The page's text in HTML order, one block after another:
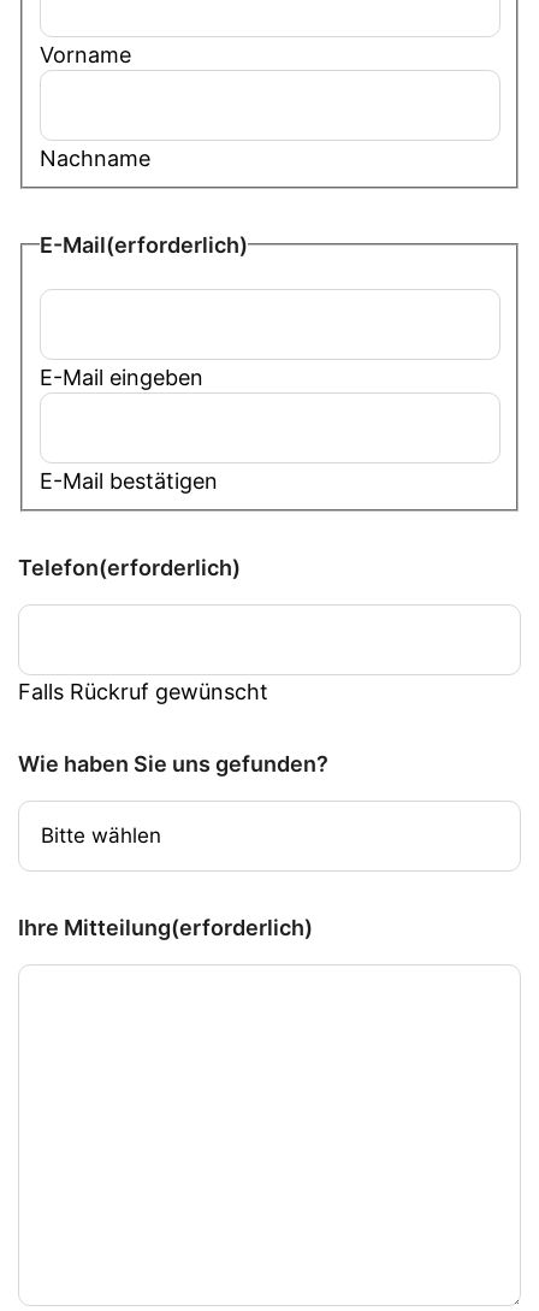
Vorname
Nachname
E-Mail(erforderlich)
E-Mail eingeben
E-Mail bestätigen
Telefon(erforderlich)
Falls Rückruf gewünscht
Wie haben Sie uns gefunden?
Ihre Mitteilung(erforderlich)